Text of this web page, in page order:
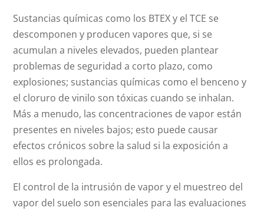
Sustancias químicas como los BTEX y el TCE se
descomponen y producen vapores que, si se
acumulan a niveles elevados, pueden plantear
problemas de seguridad a corto plazo, como
explosiones; sustancias químicas como el benceno y
el cloruro de vinilo son tóxicas cuando se inhalan.
Más a menudo, las concentraciones de vapor están
presentes en niveles bajos; esto puede causar
efectos crónicos sobre la salud si la exposición a
ellos es prolongada.
El control de la intrusión de vapor y el muestreo del
vapor del suelo son esenciales para las evaluaciones